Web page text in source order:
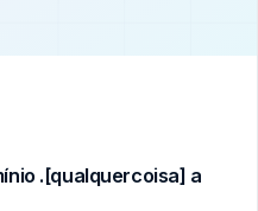
.[qualquercoisa] a